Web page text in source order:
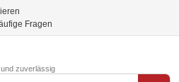
Fragen
zuverlässig